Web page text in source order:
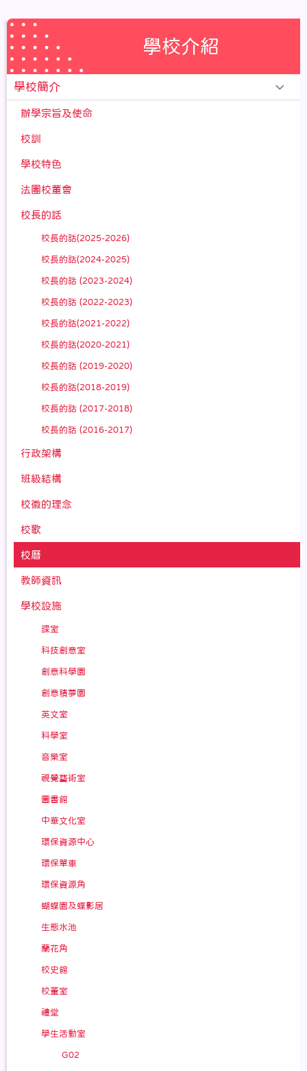
學校介紹
學校簡介
辦學宗旨及使命
校訓
學校特色
法團校董會
校長的話
校長的話(2025-2026)
校長的話(2024-2025)
校長的話 (2023-2024)
校長的話 (2022-2023)
校長的話(2021-2022)
校長的話(2020-2021)
校長的話 (2019-2020)
校長的話(2018-2019)
校長的話 (2017-2018)
校長的話 (2016-2017)
行政架構
班級結構
校徽的理念
校歌
校曆
教師資訊
學校設施
課室
科技創意室
創意科學園
創意積夢園
英文室
科學室
音樂室
視覺藝術室
圖書館
中華文化室
環保資源中心
環保單車
環保資源角
蝴蝶園及蝶影居
生態水池
蘭花角
校史館
校董室
禮堂
學生活動室
G02